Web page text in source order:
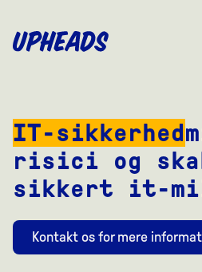
HOVEDINDHOLD
IT-sikkerhed
risici og
sikkert it-
Kontakt os for mere